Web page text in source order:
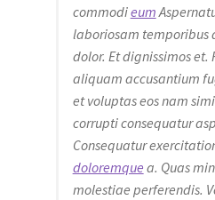
commodieum
laboriosam temporibus
dolor. Et dignissimos et.
aliquam accusantium
et voluptas eos nam
corrupti consequatur
Consequatur
doloremque a. Quas
molestiae perferendis.